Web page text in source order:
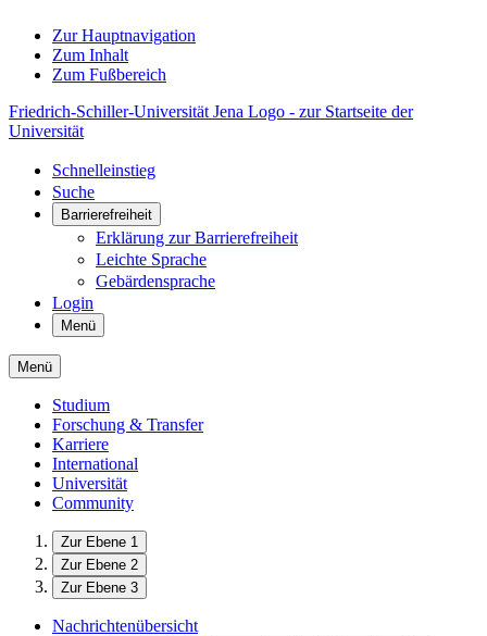
Zur Hauptnavigation
Zum Inhalt
Zum Fußbereich
Friedrich-Schiller-Universität Jena Logo - zur Startseite der
Universität
Schnelleinstieg
Suche
Barrierefreiheit
Erklärung zur Barrierefreiheit
Leichte Sprache
Gebärdensprache
Login
Menü
Menü
Studium
Forschung & Transfer
Karriere
International
Universität
Community
Zur Ebene 1
Zur Ebene 2
Zur Ebene 3
Nachrichtenübersicht